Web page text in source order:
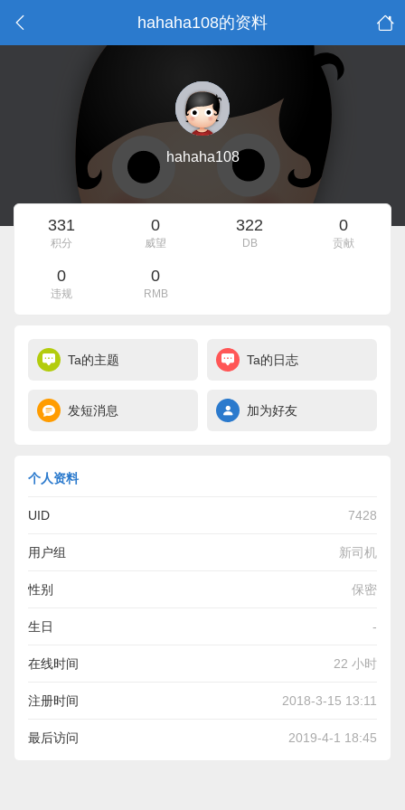
hahaha108的资料
hahaha108
331
积分
0
威望
322
DB
0
贡献
0
违规
0
RMB
Ta的主题 Ta的日志
发短消息 加为好友
个人资料
UID 7428
用户组 新司机
性别 保密
生日 -
在线时间 22 小时
注册时间 2018-3-15 13:11
最后访问 2019-4-1 18:45